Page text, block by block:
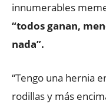
innumerables
“todos ganan,
nada”.
“Tengo una hernia
rodillas y más